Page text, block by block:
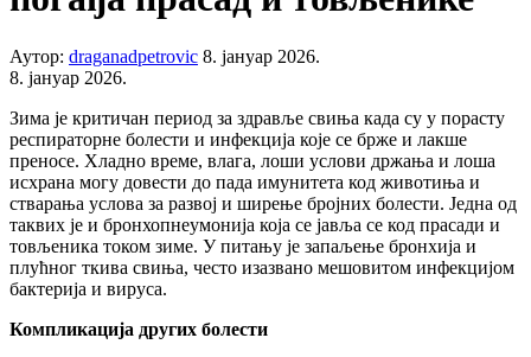
Аутор: draganadpetrovic 8. јануар 2026.
8. јануар 2026.
Зима је критичан период за здравље свиња када су у порасту
респираторне болести и инфекција које се брже и лакше
преносе. Хладно време, влага, лоши услови држања и лоша
исхрана могу довести до пада имунитета код животиња и
стварања услова за развој и ширење бројних болести. Једна од
таквих је и бронхопнеумонија која се јавља се код прасади и
товљеника током зиме. У питању је запаљење бронхија и
плућног ткива свиња, често изазвано мешовитом инфекцијом
бактерија и вируса.
Компликација других болести